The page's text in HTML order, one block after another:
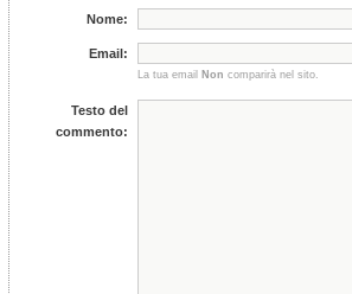
Nome:
Email:
La tua email Non comparirà nel sito.
Testo del
commento: